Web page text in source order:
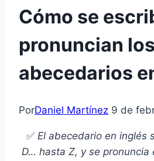
Cómo se
pronuncian los
abecedarios
PorDaniel Martínez 9 de
✅ El abecedario en inglés
D… hasta Z, y se